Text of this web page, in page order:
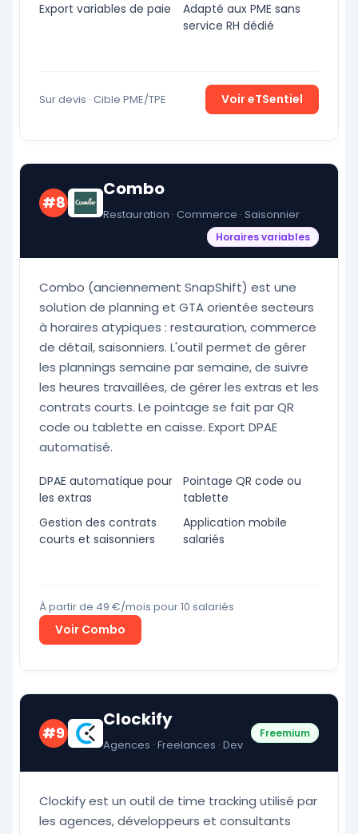
Export variables de paie
Adapté aux PME sans
service RH dédié
Sur devis · Cible PME/TPE Voir eTSentiel
#8
Combo
Restauration · Commerce · Saisonnier
Horaires variables
Combo (anciennement SnapShift) est une
solution de planning et GTA orientée secteurs
à horaires atypiques : restauration, commerce
de détail, saisonniers. L'outil permet de gérer
les plannings semaine par semaine, de suivre
les heures travaillées, de gérer les extras et les
contrats courts. Le pointage se fait par QR
code ou tablette en caisse. Export DPAE
automatisé.
DPAE automatique pour
les extras
Pointage QR code ou
tablette
Gestion des contrats
courts et saisonniers
Application mobile
salariés
À partir de 49 €/mois pour 10 salariés
Voir Combo
#9
Clockify
Agences · Freelances · Dev
Freemium
Clockify est un outil de time tracking utilisé par
les agences, développeurs et consultants